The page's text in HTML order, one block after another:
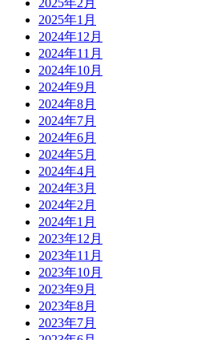
2025年2月
2025年1月
2024年12月
2024年11月
2024年10月
2024年9月
2024年8月
2024年7月
2024年6月
2024年5月
2024年4月
2024年3月
2024年2月
2024年1月
2023年12月
2023年11月
2023年10月
2023年9月
2023年8月
2023年7月